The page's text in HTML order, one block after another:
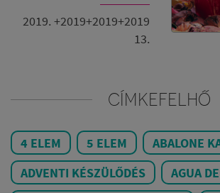
2019. +2019+2019+2019
13.
CÍMKEFELHŐ
4 ELEM 5 ELEM
ABALONE
ADVENTI KÉSZÜLŐDÉS
AGUA